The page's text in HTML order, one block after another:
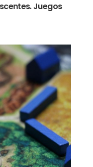
Juegos